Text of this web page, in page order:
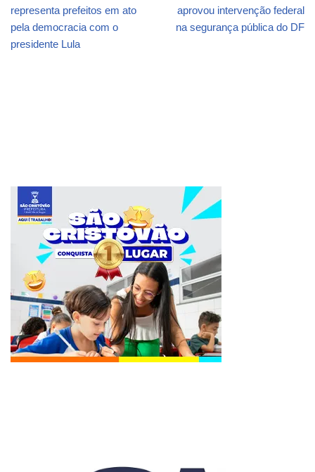
representa prefeitos em ato
pela democracia com o
presidente Lula
aprovou intervenção federal
na segurança pública do DF